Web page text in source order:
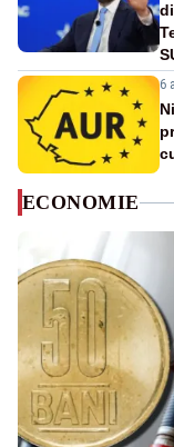
6
ECONOMIE